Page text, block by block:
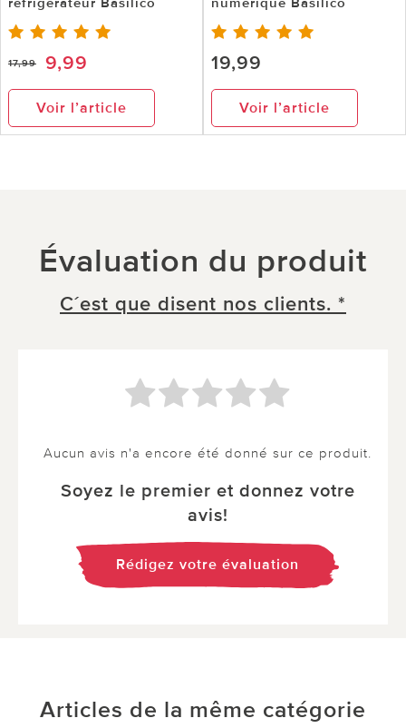
17,99 9,99
Voir l’article
19,99
Voir l’article
Évaluation du produit
C´est que disent nos clients. *
Aucun avis n'a encore été donné sur ce produit.
Soyez le premier et donnez votre
avis!
Rédigez votre évaluation
Articles de la même catégorie